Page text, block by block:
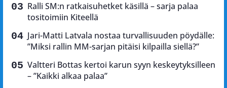
Ralli SM:n ratkaisuhetket käsillä – sarja palaa
tositoimiin Kiteellä
Jari-Matti Latvala nostaa turvallisuuden pöydälle:
”Miksi rallin MM-sarjan pitäisi kilpailla siellä?”
Valtteri Bottas kertoi karun syyn keskeytyksilleen
– ”Kaikki alkaa palaa”